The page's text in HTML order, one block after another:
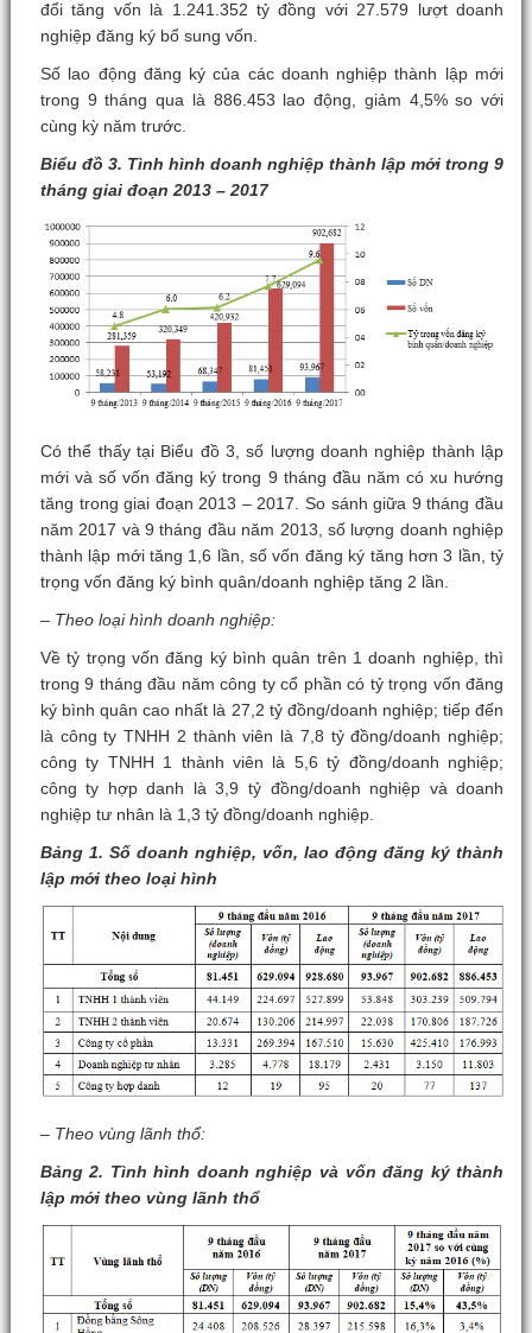
đổi tăng vốn là 1.241.352 tỷ đồng với 27.579 lượt doanh
nghiệp đăng ký bổ sung vốn.
Số lao động đăng ký của các doanh nghiệp thành lập mới
trong 9 tháng qua là 886.453 lao động, giảm 4,5% so với
cùng kỳ năm trước.
Biểu đồ 3. Tình hình doanh nghiệp thành lập mới trong 9
tháng giai đoạn 2013 – 2017
Có thể thấy tại Biểu đồ 3, số lượng doanh nghiệp thành lập
mới và số vốn đăng ký trong 9 tháng đầu năm có xu hướng
tăng trong giai đoạn 2013 – 2017. So sánh giữa 9 tháng đầu
năm 2017 và 9 tháng đầu năm 2013, số lượng doanh nghiệp
thành lập mới tăng 1,6 lần, số vốn đăng ký tăng hơn 3 lần, tỷ
trọng vốn đăng ký bình quân/doanh nghiệp tăng 2 lần.
– Theo loại hình doanh nghiệp:
Về tỷ trọng vốn đăng ký bình quân trên 1 doanh nghiệp, thì
trong 9 tháng đầu năm công ty cổ phần có tỷ trọng vốn đăng
ký bình quân cao nhất là 27,2 tỷ đồng/doanh nghiệp; tiếp đến
là công ty TNHH 2 thành viên là 7,8 tỷ đồng/doanh nghiệp;
công ty TNHH 1 thành viên là 5,6 tỷ đồng/doanh nghiệp;
công ty hợp danh là 3,9 tỷ đồng/doanh nghiệp và doanh
nghiệp tư nhân là 1,3 tỷ đồng/doanh nghiệp.
Bảng 1. Số doanh nghiệp, vốn, lao động đăng ký thành
lập mới theo loại hình
– Theo vùng lãnh thổ:
Bảng 2. Tình hình doanh nghiệp và vốn đăng ký thành
lập mới theo vùng lãnh thổ